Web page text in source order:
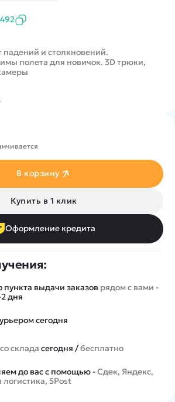
и столкновений.
полета для новичок. 3D трюки,
В корзину
Купить в 1 клик
Оформление кредита
пункта выдачи заказов рядом с вами -
2 дня
сегодня
со склада сегодня /бесплатно
до вас с помощью -Сдек, Яндекс,
5Post